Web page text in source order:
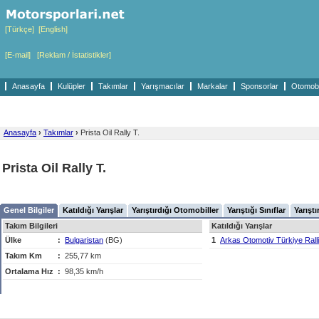
[Türkçe] [English]
[E-mail] [Reklam / İstatistikler]
Anasayfa Kulüpler Takımlar Yarışmacılar Markalar Sponsorlar
Anasayfa › Takımlar › Prista Oil Rally T.
Prista Oil Rally T.
Genel Bilgiler Katıldığı Yarışlar Yarıştırdığı Otomobiller Yarıştığı Sınıflar
Takım Bilgileri
Ülke
: Bulgaristan (BG)
Takım Km
: 255,77 km
Ortalama Hız
: 98,35 km/h
Katıldığı Yarışlar
1 Arkas Otomotiv Türkiye